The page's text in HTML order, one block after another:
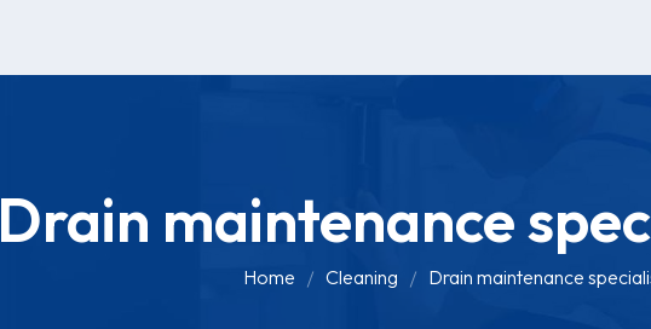
WORKS
PLUMBING
Drain maintenance
Home Cleaning Drain maintenance